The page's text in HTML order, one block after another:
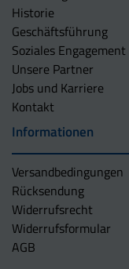
Historie
Geschäftsführung
Soziales Engagement
Unsere Partner
Jobs und Karriere
Kontakt
Informationen
Versandbedingungen
Rücksendung
Widerrufsrecht
Widerrufsformular
AGB